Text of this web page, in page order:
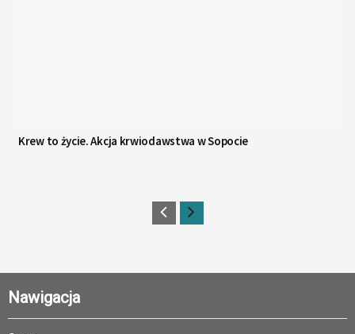
Krew to życie. Akcja krwiodawstwa w Sopocie
Nawigacja